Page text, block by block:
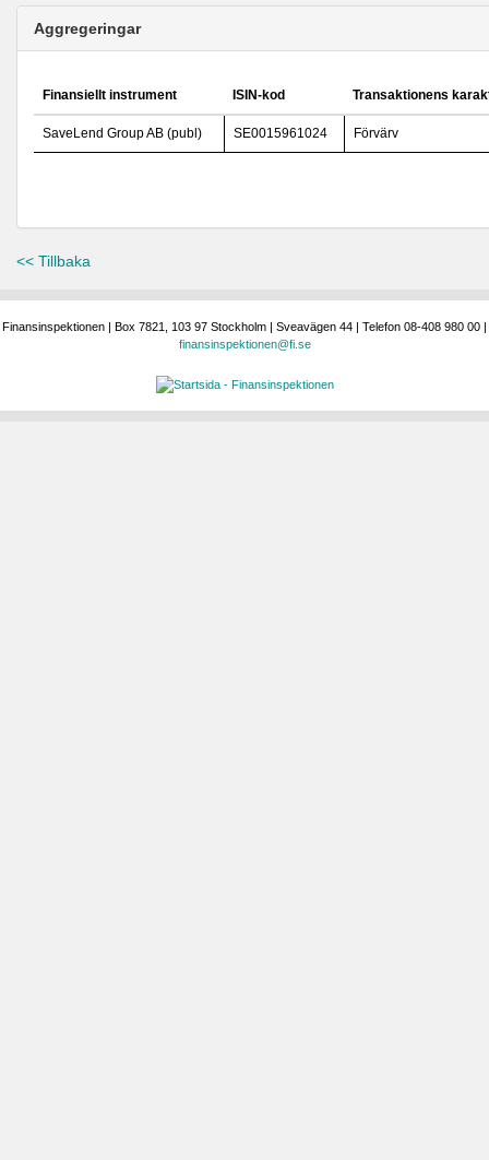
Aggregeringar
Finansiellt instrument ISIN-kod Transaktionens
SaveLend Group AB (publ) SE0015961024 Förvärv
<< Tillbaka
Finansinspektionen | Box 7821, 103 97 Stockholm | Sveavägen 44 | Telefon 08-408 980 00 |
finansinspektionen@fi.se